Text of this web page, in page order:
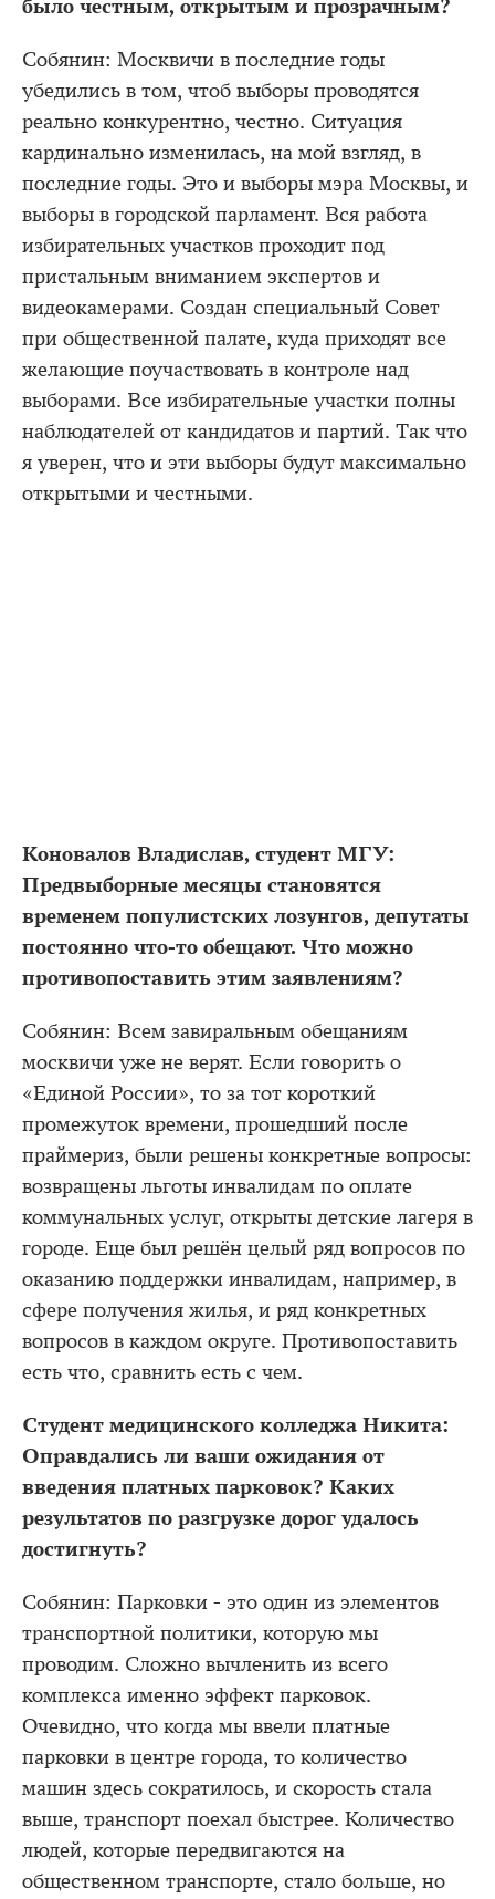
было честным, открытым и прозрачным?
Собянин: Москвичи в последние годы
убедились в том, чтоб выборы проводятся
реально конкурентно, честно. Ситуация
кардинально изменилась, на мой взгляд, в
последние годы. Это и выборы мэра Москвы, и
выборы в городской парламент. Вся работа
избирательных участков проходит под
пристальным вниманием экспертов и
видеокамерами. Создан специальный Совет
при общественной палате, куда приходят все
желающие поучаствовать в контроле над
выборами. Все избирательные участки полны
наблюдателей от кандидатов и партий. Так что
я уверен, что и эти выборы будут максимально
открытыми и честными.
Коновалов Владислав, студент МГУ:
Предвыборные месяцы становятся
временем популистских лозунгов, депутаты
постоянно что-то обещают. Что можно
противопоставить этим заявлениям?
Собянин: Всем завиральным обещаниям
москвичи уже не верят. Если говорить о
«Единой России», то за тот короткий
промежуток времени, прошедший после
праймериз, были решены конкретные вопросы:
возвращены льготы инвалидам по оплате
коммунальных услуг, открыты детские лагеря в
городе. Еще был решён целый ряд вопросов по
оказанию поддержки инвалидам, например, в
сфере получения жилья, и ряд конкретных
вопросов в каждом округе. Противопоставить
есть что, сравнить есть с чем.
Студент медицинского колледжа Никита:
Оправдались ли ваши ожидания от
введения платных парковок? Каких
результатов по разгрузке дорог удалось
достигнуть?
Собянин: Парковки - это один из элементов
транспортной политики, которую мы
проводим. Сложно вычленить из всего
комплекса именно эффект парковок.
Очевидно, что когда мы ввели платные
парковки в центре города, то количество
машин здесь сократилось, и скорость стала
выше, транспорт поехал быстрее. Количество
людей, которые передвигаются на
общественном транспорте, стало больше, но